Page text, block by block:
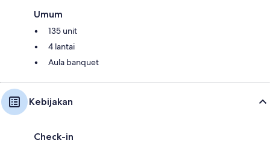
Umum
135 unit
4 lantai
Aula banquet
Kebijakan
Check-in